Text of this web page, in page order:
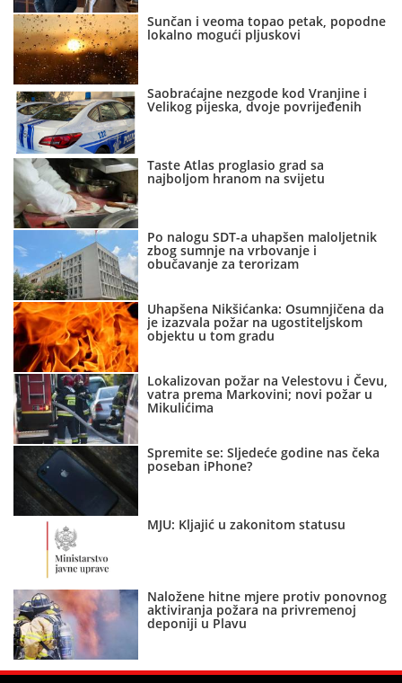
Sunčan i veoma topao petak, popodne
lokalno mogući pljuskovi
Saobraćajne nezgode kod Vranjine i
Velikog pijeska, dvoje povrijeđenih
Taste Atlas proglasio grad sa
najboljom hranom na svijetu
Po nalogu SDT-a uhapšen maloljetnik
zbog sumnje na vrbovanje i
obučavanje za terorizam
Uhapšena Nikšićanka: Osumnjičena da
je izazvala požar na ugostiteljskom
objektu u tom gradu
Lokalizovan požar na Velestovu i Čevu,
vatra prema Markovini; novi požar u
Mikulićima
Spremite se: Sljedeće godine nas čeka
poseban iPhone?
MJU: Kljajić u zakonitom statusu
Naložene hitne mjere protiv ponovnog
aktiviranja požara na privremenoj
deponiji u Plavu